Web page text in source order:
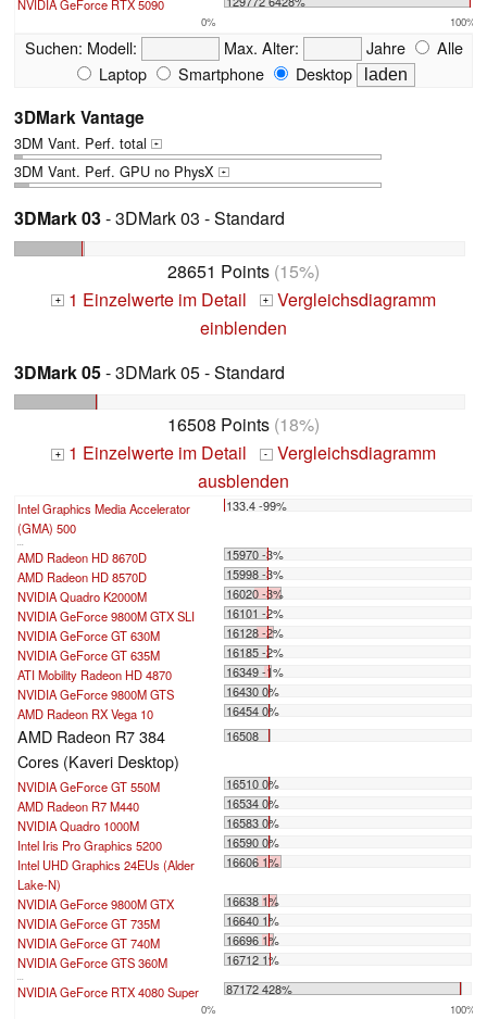
NVIDIA GeForce RTX 5090
0% 100%
Suchen: Modell: Max. Alter: Jahre
Alle
Laptop
Smartphone Desktop
3DMark Vantage
3DM Vant. Perf. total +
3DM Vant. Perf. GPU no PhysX +
3DMark 03- 3DMark 03 - Standard
28651 Points (15%)
+ 1 Einzelwerte im Detail + Vergleichsdiagramm
einblenden
3DMark 05- 3DMark 05 - Standard
16508 Points (18%)
+ 1 Einzelwerte im Detail - Vergleichsdiagramm
ausblenden
Intel Graphics Media Accelerator
(GMA) 500
133.4 -99%
...
AMD Radeon HD 8670D
15970 -3%
AMD Radeon HD 8570D
15998 -3%
NVIDIA Quadro K2000M
16020 -3%
NVIDIA GeForce 9800M GTX SLI
16101 -2%
NVIDIA GeForce GT 630M
16128 -2%
NVIDIA GeForce GT 635M
16185 -2%
ATI Mobility Radeon HD 4870
16349 -1%
NVIDIA GeForce 9800M GTS
16430 0%
AMD Radeon RX Vega 10
16454 0%
AMD Radeon R7 384
Cores (Kaveri Desktop)
16508
NVIDIA GeForce GT 550M
16510 0%
AMD Radeon R7 M440
16534 0%
NVIDIA Quadro 1000M
16583 0%
Intel Iris Pro Graphics 5200
16590 0%
Intel UHD Graphics 24EUs (Alder
Lake-N)
16606 1%
NVIDIA GeForce 9800M GTX
16638 1%
NVIDIA GeForce GT 735M
16640 1%
NVIDIA GeForce GT 740M
16696 1%
NVIDIA GeForce GTS 360M
16712 1%
...
NVIDIA GeForce RTX 4080 Super 87172 428%
0% 100%